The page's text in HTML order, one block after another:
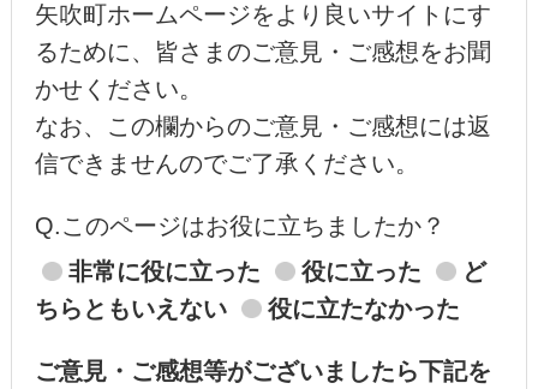
矢吹町ホームページをより良いサイトにす
るために、皆さまのご意見・ご感想をお聞
かせください。
なお、この欄からのご意見・ご感想には返
信できませんのでご了承ください。
Q.このページはお役に立ちましたか？
非常に役に立った
役に立った
ど
ちらともいえない
役に立たなかった
ご意見・ご感想等がございましたら下記を